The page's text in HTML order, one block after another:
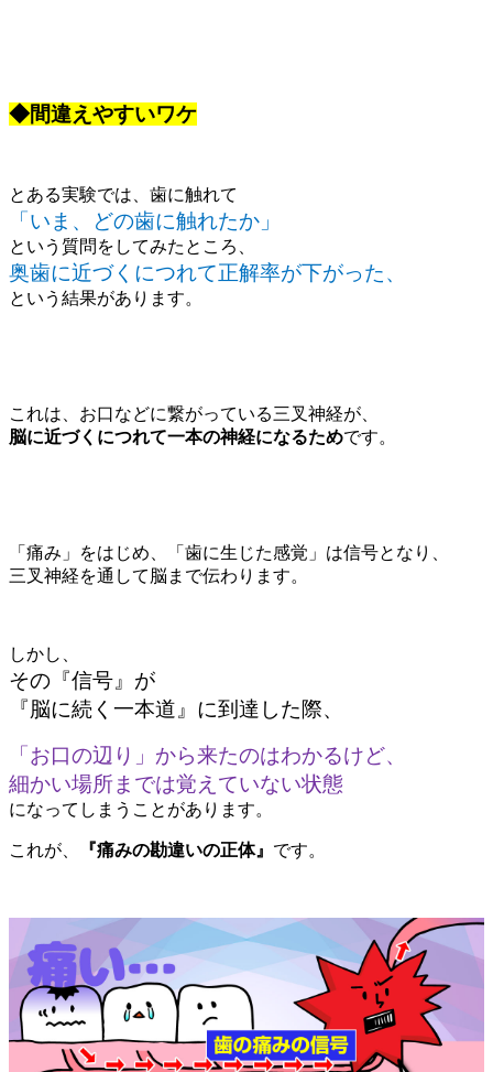
◆間違えやすいワケ
とある実験では、歯に触れて
「いま、どの歯に触れたか」
という質問をしてみたところ、
奥歯に近づくにつれて正解率が下がった、
という結果があります。
これは、お口などに繋がっている三叉神経が、
脳に近づくにつれて一本の神経になるためです。
「痛み」をはじめ、「歯に生じた感覚」は信号となり、
三叉神経を通して脳まで伝わります。
しかし、
その『信号』が
『脳に続く一本道』に到達した際、
「お口の辺り」から来たのはわかるけど、
細かい場所までは覚えていない状態
になってしまうことがあります。
これが、 『痛みの勘違いの正体』 です。